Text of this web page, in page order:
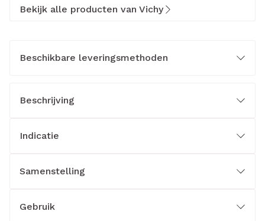
Bekijk alle producten van Vichy
Beschikbare leveringsmethoden
Beschrijving
Indicatie
Samenstelling
Gebruik